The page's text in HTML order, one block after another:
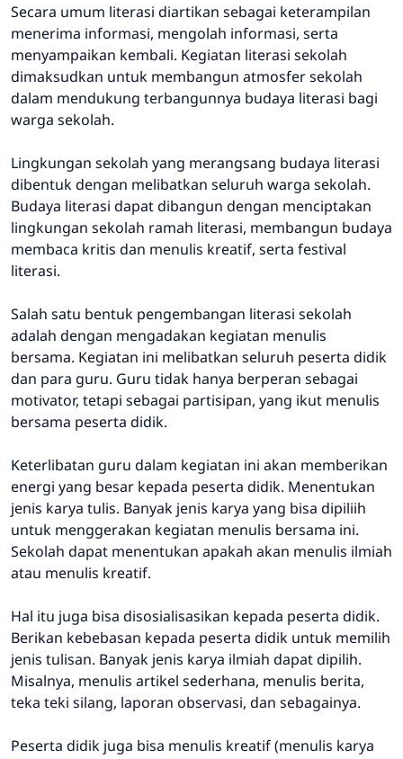
Secara umum literasi diartikan sebagai keterampilan
menerima informasi, mengolah informasi, serta
menyampaikan kembali. Kegiatan literasi sekolah
dimaksudkan untuk membangun atmosfer sekolah
dalam mendukung terbangunnya budaya literasi bagi
warga sekolah.
Lingkungan sekolah yang merangsang budaya literasi
dibentuk dengan melibatkan seluruh warga sekolah.
Budaya literasi dapat dibangun dengan menciptakan
lingkungan sekolah ramah literasi, membangun budaya
membaca kritis dan menulis kreatif, serta festival
literasi.
Salah satu bentuk pengembangan literasi sekolah
adalah dengan mengadakan kegiatan menulis
bersama. Kegiatan ini melibatkan seluruh peserta didik
dan para guru. Guru tidak hanya berperan sebagai
motivator, tetapi sebagai partisipan, yang ikut menulis
bersama peserta didik.
Keterlibatan guru dalam kegiatan ini akan memberikan
energi yang besar kepada peserta didik. Menentukan
jenis karya tulis. Banyak jenis karya yang bisa dipiliih
untuk menggerakan kegiatan menulis bersama ini.
Sekolah dapat menentukan apakah akan menulis ilmiah
atau menulis kreatif.
Hal itu juga bisa disosialisasikan kepada peserta didik.
Berikan kebebasan kepada peserta didik untuk memilih
jenis tulisan. Banyak jenis karya ilmiah dapat dipilih.
Misalnya, menulis artikel sederhana, menulis berita,
teka teki silang, laporan observasi, dan sebagainya.
Peserta didik juga bisa menulis kreatif (menulis karya